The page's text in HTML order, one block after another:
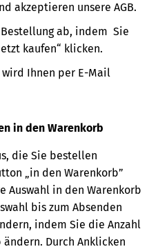
akzeptieren unsere AGB.
ab, indem Sie
kaufen“ klicken.
Ihnen per E-Mail
in den Warenkorb
die Sie bestellen
„in den Warenkorb”
Auswahl in den Warenkorb
bis zum Absenden
indem Sie die Anzahl
Durch Anklicken